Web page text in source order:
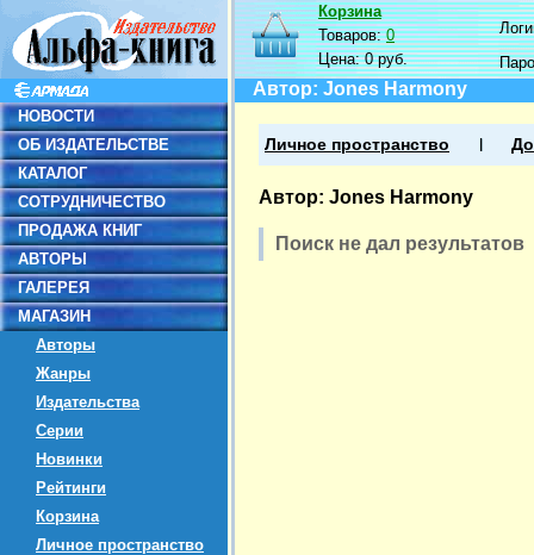
НОВОСТИ
ОБ ИЗДАТЕЛЬСТВЕ
КАТАЛОГ
СОТРУДНИЧЕСТВО
ПРОДАЖА КНИГ
АВТОРЫ
ГАЛЕРЕЯ
МАГАЗИН
Авторы
Жанры
Издательства
Серии
Новинки
Рейтинги
Корзина
Личное пространство
Корзина
Товаров:0
Цена:0 руб.
Автор: Jones Harmony
Личное пространство
Автор: Jones Harmony
Поиск не дал результатов